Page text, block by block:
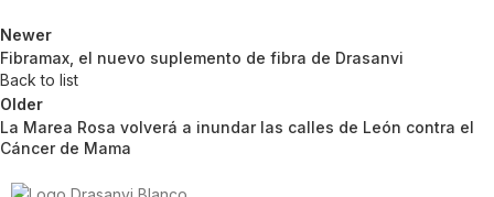
Newer
Fibramax, el nuevo suplemento de fibra de Drasanvi
Back to list
Older
La Marea Rosa volverá a inundar las calles de León contra el
Cáncer de Mama